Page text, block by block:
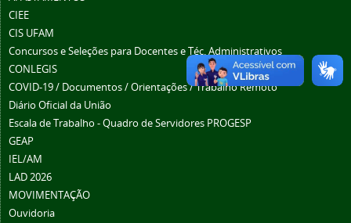
CIEE
CIS UFAM
Concursos e Seleções para Docentes e Téc. Administrativos
CONLEGIS
COVID-19 / Documentos / Orientações / Trabalho Remoto
Diário Oficial da União
Escala de Trabalho - Quadro de Servidores PROGESP
GEAP
IEL/AM
LAD 2026
MOVIMENTAÇÃO
Ouvidoria